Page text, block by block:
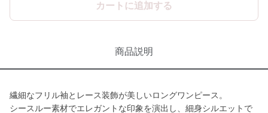
カートに追加する
商品説明
繊細なフリル袖とレース装飾が美しいロングワンピース。
シースルー素材でエレガントな印象を演出し、細身シルエットで